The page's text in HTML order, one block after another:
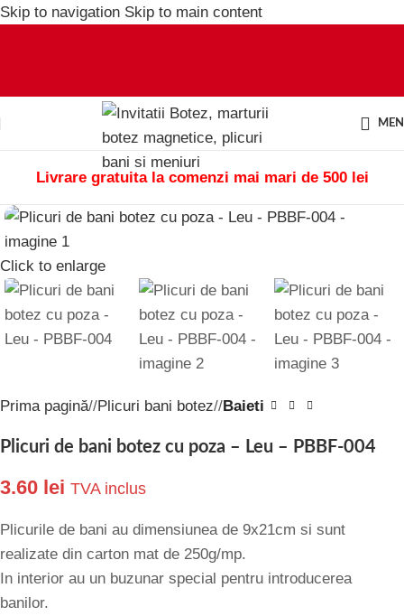
Skip to navigation Skip to main content
Livrare gratuita la comenzi mai mari de 500 lei
Click to enlarge
Prima pagină/ Plicuri bani botez/ Baieti
Plicuri de bani botez cu poza – Leu – PBBF-004
3.60 lei TVA inclus
Plicurile de bani au dimensiunea de 9x21cm si sunt
realizate din carton mat de 250g/mp.
In interior au un buzunar special pentru introducerea
banilor.